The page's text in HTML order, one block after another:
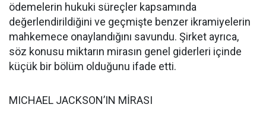
ödemelerin hukuki süreçler kapsamında
değerlendirildiğini ve geçmişte benzer ikramiyelerin
mahkemece onaylandığını savundu. Şirket ayrıca,
söz konusu miktarın mirasın genel giderleri içinde
küçük bir bölüm olduğunu ifade etti.
MICHAEL JACKSON’IN MİRASI